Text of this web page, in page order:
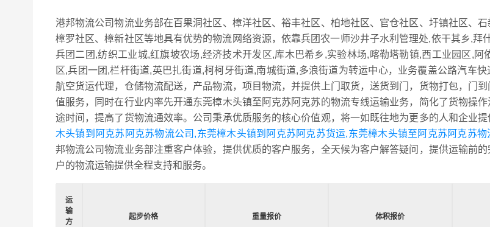
港邦物流公司物流业务部在百果洞社区、樟洋社区、裕丰社区、柏地社区、官仓社区、圩镇社区、石
樟罗社区、樟新社区等地具有优势的物流网络资源，依靠兵团农一师沙井子水利管理处,依干其乡,拜
兵团二团,纺织工业城,红旗坡农场,经济技术开发区,库木巴希乡,实验林场,喀勒塔勒镇,西工业园区,阿
区,兵团一团,栏杆街道,英巴扎街道,柯柯牙街道,南城街道,多浪街道为转运中心，业务覆盖公路汽车快
航空货运代理，仓储物流配送，产品物流，项目物流，并提供上门取货，送货到门，货物打包，门
值服务，同时在行业内率先开通东莞樟木头镇至阿克苏阿克苏的物流专线运输业务，简化了货物操
途时间，提高了货物流通效率。公司秉承优质服务的核心价值观，将一如既往地为更多的人和企业
木头镇到阿克苏阿克苏物流公司,东莞樟木头镇到阿克苏阿克苏货运,东莞樟木头镇至阿克苏阿克苏物
邦物流公司物流业务部注重客户体验，提供优质的客户服务，全天候为客户解答疑问，提供运输前
户的物流运输提供全程支持和服务。
运
输
方
起步价格 重量报价 体积报价